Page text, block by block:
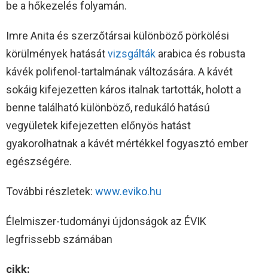
be a hőkezelés folyamán.
Imre Anita és szerzőtársai különböző pörkölési
körülmények hatásátvizsgálták arabica és robusta
kávék polifenol-tartalmának változására. A kávét
sokáig kifejezetten káros italnak tartották, holott a
benne található különböző, redukáló hatású
vegyületek kifejezetten előnyös hatást
gyakorolhatnak a kávét mértékkel fogyasztó ember
egészségére.
További részletek: www.eviko.hu
Élelmiszer-tudományi újdonságok az ÉVIK
legfrissebb számában
cikk: